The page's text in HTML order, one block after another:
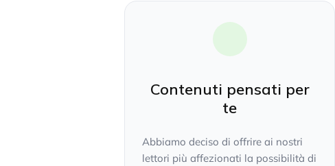
Contenuti pensati per
te
Abbiamo deciso di offrire ai nostri
lettori più affezionati la possibilità di